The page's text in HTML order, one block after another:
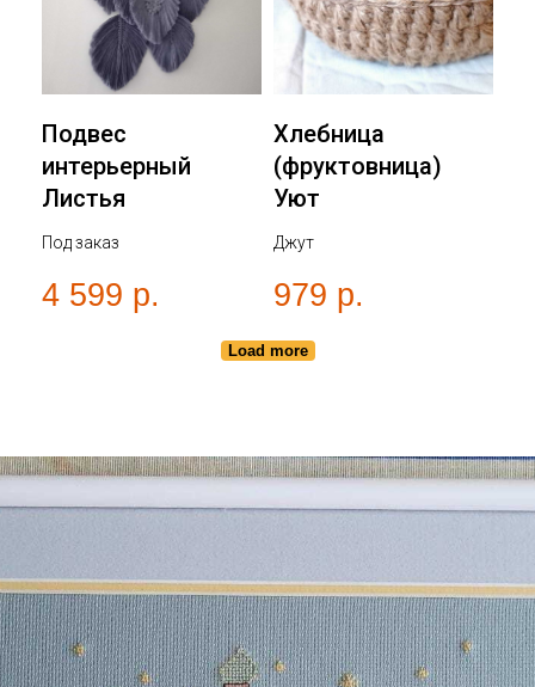
Подвес
интерьерный
Листья
Под заказ
4 599 р.
Хлебница
(фруктовница)
Уют
Джут
979 р.
Load more